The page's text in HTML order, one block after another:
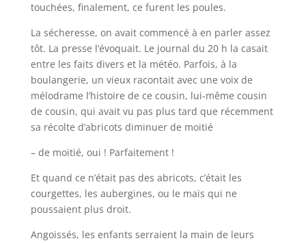
touchées, finalement, ce furent les poules.
La sécheresse, on avait commencé à en parler assez
tôt. La presse l’évoquait. Le journal du 20 h la casait
entre les faits divers et la météo. Parfois, à la
boulangerie, un vieux racontait avec une voix de
mélodrame l’histoire de ce cousin, lui-même cousin
de cousin, qui avait vu pas plus tard que récemment
sa récolte d’abricots diminuer de moitié
– de moitié, oui ! Parfaitement !
Et quand ce n’était pas des abricots, c’était les
courgettes, les aubergines, ou le maïs qui ne
poussaient plus droit.
Angoissés, les enfants serraient la main de leurs